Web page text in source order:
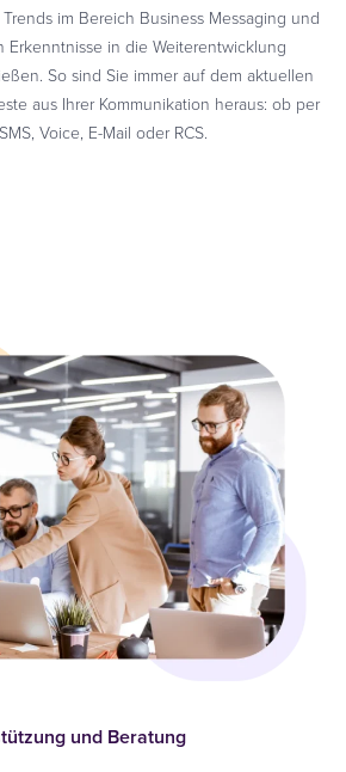
im Bereich Business Messaging und
Erkenntnisse in die Weiterentwicklung
So sind Sie immer auf dem aktuellen
aus Ihrer Kommunikation heraus: ob per
Voice, E-Mail oder RCS.
und Beratung